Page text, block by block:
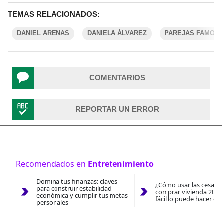
TEMAS RELACIONADOS:
DANIEL ARENAS DANIELA ÁLVAREZ PAREJAS
COMENTARIOS
REPORTAR UN ERROR
Recomendados en Entretenimiento
Domina tus finanzas: claves
para construir estabilidad
económica y cumplir tus metas
personales
¿Cómo usar las
comprar vivienda
fácil lo puede hacer